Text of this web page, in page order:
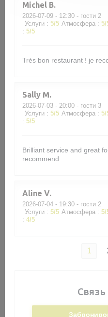
Michel B
2026-07-09 - 12:30 - гости 2
Услуги : 5/5 Атмосфера : 5/
: 5/5
Très bon restaurant ! je
Sally M
2026-07-03 - 20:00 - гости 3
Услуги : 5/5 Атмосфера : 5/
: 5/5
Brilliant service and great
recommend
Aline V
2026-07-04 - 19:30 - гости 2
Услуги : 5/5 Атмосфера : 5/
: 4/5
1
Связь